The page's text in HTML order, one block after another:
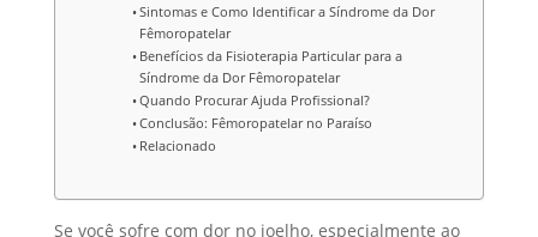
Sintomas e Como Identificar a Síndrome da Dor
Fêmoropatelar
Benefícios da Fisioterapia Particular para a
Síndrome da Dor Fêmoropatelar
Quando Procurar Ajuda Profissional?
Conclusão: Fêmoropatelar no Paraíso
Relacionado
Se você sofre com dor no joelho, especialmente ao